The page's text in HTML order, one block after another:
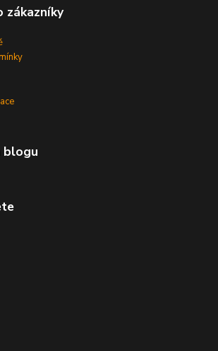
zákazníky
blogu